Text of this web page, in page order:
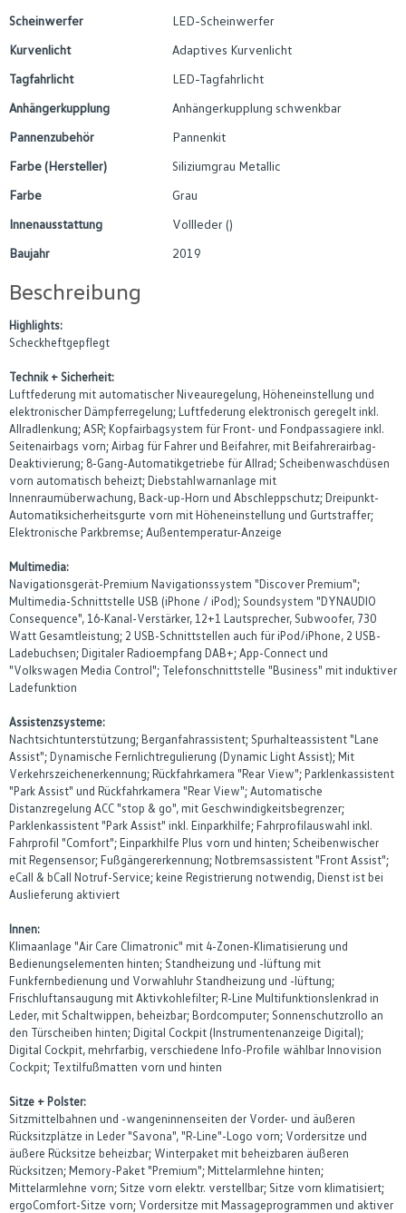
Scheinwerfer
LED-Scheinwerfer
Kurvenlicht
Adaptives Kurvenlicht
Tagfahrlicht
LED-Tagfahrlicht
Anhängerkupplung
Anhängerkupplung schwenkbar
Pannenzubehör
Pannenkit
Farbe (Hersteller)
Siliziumgrau Metallic
Farbe
Grau
Innenausstattung
Vollleder ()
Baujahr
2019
Beschreibung
Highlights:
Scheckheftgepflegt
Technik + Sicherheit:
Luftfederung mit automatischer Niveauregelung, Höheneinstellung und
elektronischer Dämpferregelung; Luftfederung elektronisch geregelt inkl.
Allradlenkung; ASR; Kopfairbagsystem für Front- und Fondpassagiere inkl.
Seitenairbags vorn; Airbag für Fahrer und Beifahrer, mit Beifahrerairbag-
Deaktivierung; 8-Gang-Automatikgetriebe für Allrad; Scheibenwaschdüsen
vorn automatisch beheizt; Diebstahlwarnanlage mit
Innenraumüberwachung, Back-up-Horn und Abschleppschutz; Dreipunkt-
Automatiksicherheitsgurte vorn mit Höheneinstellung und Gurtstraffer;
Elektronische Parkbremse; Außentemperatur-Anzeige
Multimedia:
Navigationsgerät-Premium Navigationssystem "Discover Premium";
Multimedia-Schnittstelle USB (iPhone / iPod); Soundsystem "DYNAUDIO
Consequence", 16-Kanal-Verstärker, 12+1 Lautsprecher, Subwoofer, 730
Watt Gesamtleistung; 2 USB-Schnittstellen auch für iPod/iPhone, 2 USB-
Ladebuchsen; Digitaler Radioempfang DAB+; App-Connect und
"Volkswagen Media Control"; Telefonschnittstelle "Business" mit induktiver
Ladefunktion
Assistenzsysteme:
Nachtsichtunterstützung; Berganfahrassistent; Spurhalteassistent "Lane
Assist"; Dynamische Fernlichtregulierung (Dynamic Light Assist); Mit
Verkehrszeichenerkennung; Rückfahrkamera "Rear View"; Parklenkassistent
"Park Assist" und Rückfahrkamera "Rear View"; Automatische
Distanzregelung ACC "stop & go", mit Geschwindigkeitsbegrenzer;
Parklenkassistent "Park Assist" inkl. Einparkhilfe; Fahrprofilauswahl inkl.
Fahrprofil "Comfort"; Einparkhilfe Plus vorn und hinten; Scheibenwischer
mit Regensensor; Fußgängererkennung; Notbremsassistent "Front Assist";
eCall & bCall Notruf-Service; keine Registrierung notwendig, Dienst ist bei
Auslieferung aktiviert
Innen:
Klimaanlage "Air Care Climatronic" mit 4-Zonen-Klimatisierung und
Bedienungselementen hinten; Standheizung und -lüftung mit
Funkfernbedienung und Vorwahluhr Standheizung und -lüftung;
Frischluftansaugung mit Aktivkohlefilter; R-Line Multifunktionslenkrad in
Leder, mit Schaltwippen, beheizbar; Bordcomputer; Sonnenschutzrollo an
den Türscheiben hinten; Digital Cockpit (Instrumentenanzeige Digital);
Digital Cockpit, mehrfarbig, verschiedene Info-Profile wählbar Innovision
Cockpit; Textilfußmatten vorn und hinten
Sitze + Polster:
Sitzmittelbahnen und -wangeninnenseiten der Vorder- und äußeren
Rücksitzplätze in Leder "Savona", "R-Line"-Logo vorn; Vordersitze und
äußere Rücksitze beheizbar; Winterpaket mit beheizbaren äußeren
Rücksitzen; Memory-Paket "Premium"; Mittelarmlehne hinten;
Mittelarmlehne vorn; Sitze vorn elektr. verstellbar; Sitze vorn klimatisiert;
ergoComfort-Sitze vorn; Vordersitze mit Massageprogrammen und aktiver